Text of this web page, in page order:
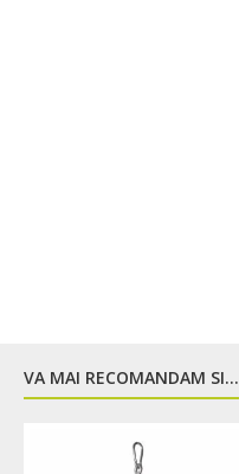
VA MAI RECOMANDAM SI...